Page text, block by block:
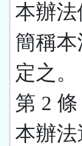
本辦
簡稱
定之。
第 2 條
本辦